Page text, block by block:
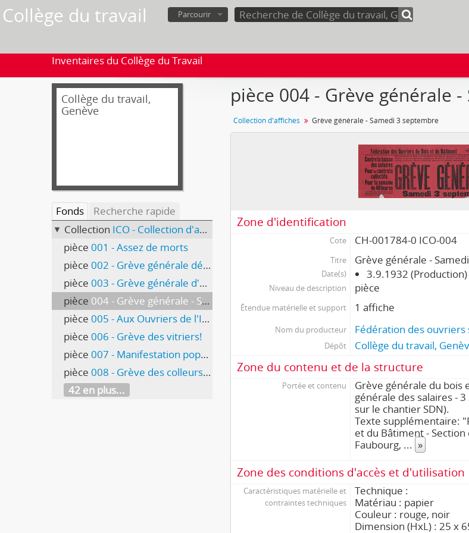
Collège du travail Parcourir
Inventaires du Collège du Travail
Collège du travail,
Genève
Fonds
Recherche rapide
Collection ICO - Collection d'affiches
pièce 001 - Assez de morts
pièce 002 - Grève générale déclarée
pièce 003 - Grève générale d'un jour - Grande démonstration
pièce 004 - Grève générale - Samedi 3 septembre
pièce 005 - Aux Ouvriers de l'Industrie du Bois et du Bâtiment
pièce 006 - Grève des vitriers!
pièce 007 - Manifestation populaire - La misère des chômeurs à Genève
pièce 008 - Grève des colleurs de papiers peints
42 en plus...
pièce 004 - Grève générale
Collection d'affiches Grève générale - Samedi 3 septembre
Zone d'identification
Cote CH-001784-0 ICO-004
Titre Grève générale -
Date(s) 3.9.1932 (Production)
Niveau de description pièce
Étendue matérielle et support 1 affiche
Nom du producteur Fédération des ouvriers
Dépôt Collège du travail,
Zone du contenu et de la structure
Portée et contenu
Grève générale du bois
générale des salaires -
sur le chantier SDN).
Texte supplémentaire:
et du Bâtiment - Section
Faubourg, ... »
Zone des conditions d'accès et d'utilisation
Caractéristiques matérielle et
contraintes techniques
Technique :
Matériau : papier
Couleur : rouge, noir
Dimension (HxL) : 25 x